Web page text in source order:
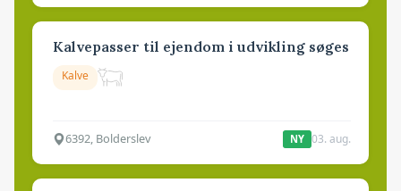
Kalvepasser til ejendom i udvikling søges
Kalve
6392, Bolderslev NY 03. aug.